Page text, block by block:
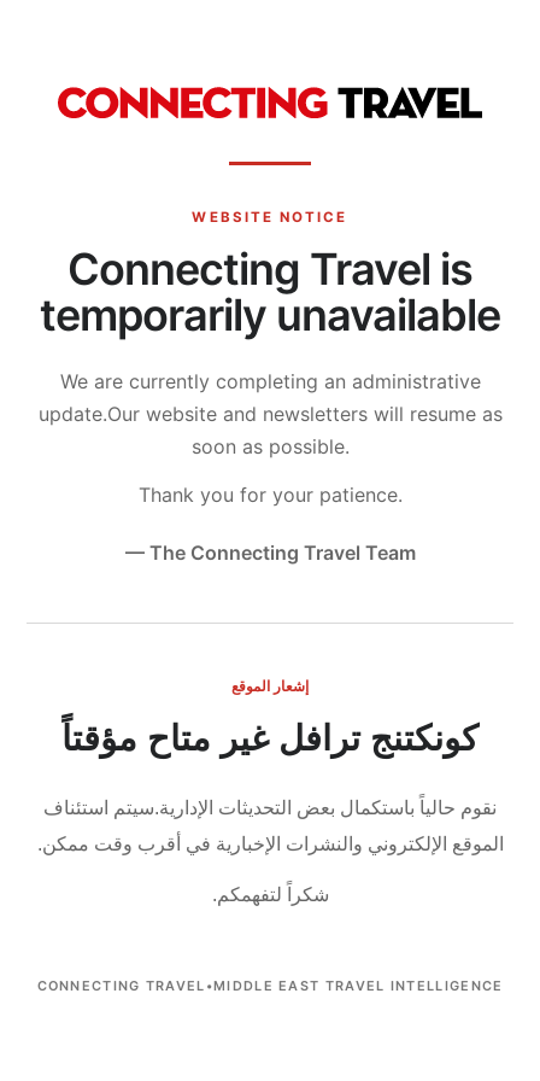
WEBSITE NOTICE
Connecting Travel is
temporarily unavailable
We are currently completing an administrative
update.Our website and newsletters will resume as
soon as possible.
Thank you for your patience.
— The Connecting Travel Team
إشعار الموقع
كونكتنج ترافل غير متاح مؤقتاً
نقوم حالياً باستكمال بعض التحديثات الإدارية.سيتم استئناف
الموقع الإلكتروني والنشرات الإخبارية في أقرب وقت ممكن.
شكراً لتفهمكم.
CONNECTING TRAVEL •MIDDLE EAST TRAVEL INTELLIGENCE